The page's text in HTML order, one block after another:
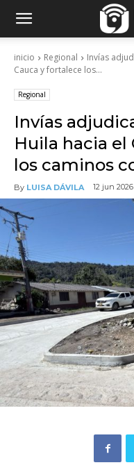
inicio Regional
Invías
Cauca y fortalece los...
Regional
Invías
Huila hacia el
los caminos
By LUISA DÁVILA 12 jun 2026